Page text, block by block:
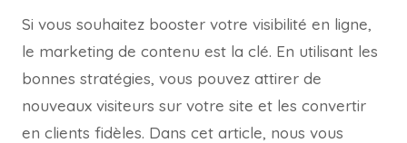
Si vous souhaitez booster votre visibilité en ligne,
le marketing de contenu est la clé. En utilisant les
bonnes stratégies, vous pouvez attirer de
nouveaux visiteurs sur votre site et les convertir
en clients fidèles. Dans cet article, nous vous